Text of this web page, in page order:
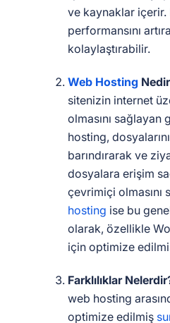
ve kaynaklar içerir.
performansını
kolaylaştırabilir.
Web Hosting
sitenizin internet
olmasını sağlayan
hosting,
barındırarak ve
dosyalara erişim
çevrimiçi olmasını
hosting ise bu
olarak, özellikle
için optimize
Farklılıklar
web hosting
optimize edilmiş